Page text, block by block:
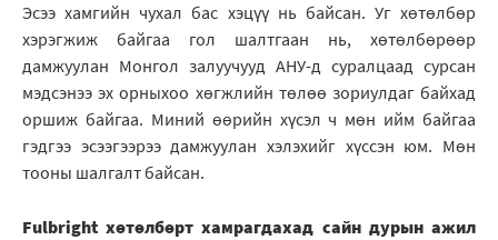
Эсээ хамгийн чухал бас хэцүү нь байсан. Уг хөтөлбөр
хэрэгжиж байгаа гол шалтгаан нь, хөтөлбөрөөр
дамжуулан Монгол залуучууд АНУ-д суралцаад сурсан
мэдсэнээ эх орныхоо хөгжлийн төлөө зориулдаг байхад
оршиж байгаа. Миний өөрийн хүсэл ч мөн ийм байгаа
гэдгээ эсээгээрээ дамжуулан хэлэхийг хүссэн юм. Мөн
тооны шалгалт байсан.
Fulbright хөтөлбөрт хамрагдахад сайн дурын ажил